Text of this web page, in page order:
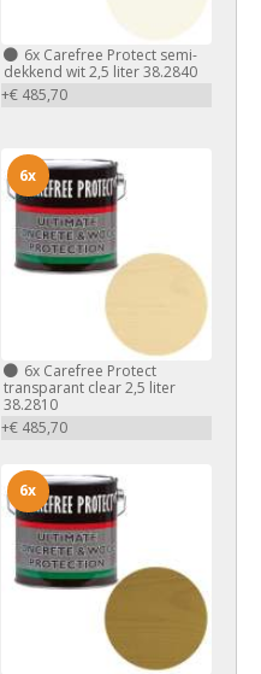
6xCarefree Protect semi-
dekkend wit 2,5 liter 38.2840
+€ 485,70
6xCarefree Protect
transparant clear 2,5 liter
38.2810
+€ 485,70
6x
6x